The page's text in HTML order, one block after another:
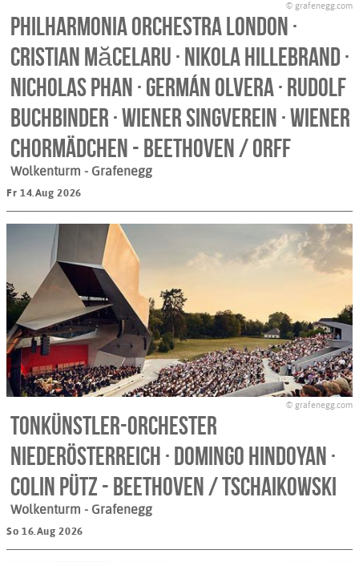
© grafenegg.com
Philharmonia Orchestra London ·
Cristian Măcelaru · Nikola Hillebrand ·
Nicholas Phan · Germán Olvera · Rudolf
Buchbinder · Wiener Singverein · Wiener
Chormädchen - BEETHOVEN / ORFF
Wolkenturm - Grafenegg
Fr 14.Aug 2026
© grafenegg.com
Tonkünstler-Orchester
Niederösterreich · Domingo Hindoyan ·
Colin Pütz - BEETHOVEN / TSCHAIKOWSKI
Wolkenturm - Grafenegg
So 16.Aug 2026